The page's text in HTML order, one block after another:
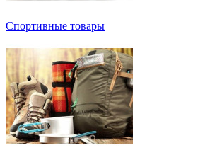
Спортивные товары